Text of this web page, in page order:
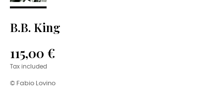
B.B. King
115,00 €
Tax included
© Fabio Lovino